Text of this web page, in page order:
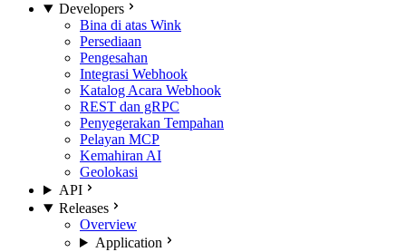
Developers
Bina di atas Wink
Persediaan
Pengesahan
Integrasi Webhook
Katalog Acara Webhook
REST dan gRPC
Penyegerakan Tempahan
Pelayan MCP
Kemahiran AI
Geolokasi
API
Releases
Overview
Application